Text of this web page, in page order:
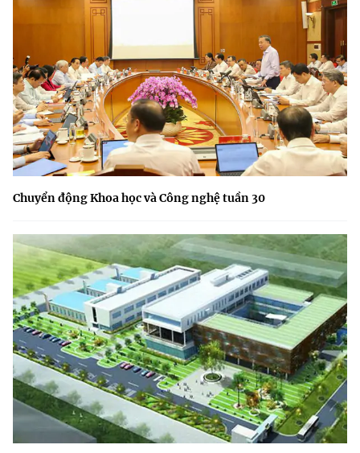
Chuyển động Khoa học và Công nghệ tuần 30